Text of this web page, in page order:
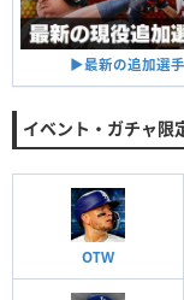
▶︎最新の追加選
イベント・ガチャ限
OTW